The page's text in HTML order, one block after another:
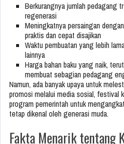
Berkurangnya jumlah pedagang
regenerasi
Meningkatnya persaingan
praktis dan cepat disajikan
Waktu pembuatan yang lebih
lainnya
Harga bahan baku yang naik,
membuat sebagian pedagang
Namun, ada banyak upaya untuk
promosi melalui media sosial, festival
program pemerintah untuk
tetap dikenal oleh generasi muda.
Fakta Menarik tentang